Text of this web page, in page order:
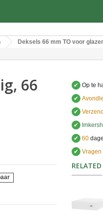
Deksels 66 mm TO voor
66
✔ Op te
✔
✔
✔
✔ 60
✔ Vragen
RELATED